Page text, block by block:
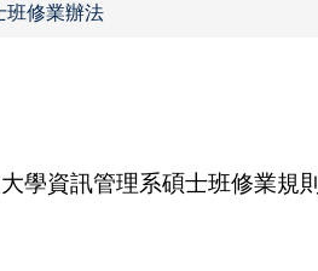
班修業辦法
學資訊管理系碩士班修業規則